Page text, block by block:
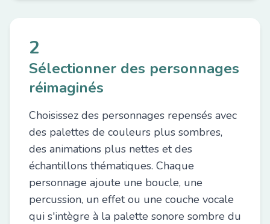
2
Sélectionner des personnages
réimaginés
Choisissez des personnages repensés avec
des palettes de couleurs plus sombres,
des animations plus nettes et des
échantillons thématiques. Chaque
personnage ajoute une boucle, une
percussion, un effet ou une couche vocale
qui s'intègre à la palette sonore sombre du